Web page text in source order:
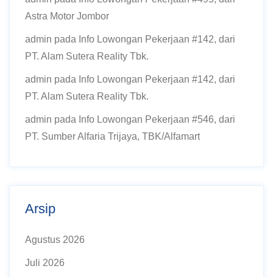
Astra Motor Jombor
admin pada Info Lowongan Pekerjaan #142, dari
PT. Alam Sutera Reality Tbk.
admin pada Info Lowongan Pekerjaan #142, dari
PT. Alam Sutera Reality Tbk.
admin pada Info Lowongan Pekerjaan #546, dari
PT. Sumber Alfaria Trijaya, TBK/Alfamart
Arsip
Agustus 2026
Juli 2026